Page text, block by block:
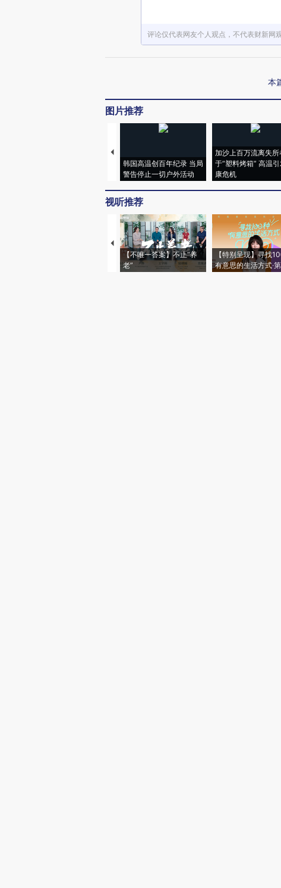
评论仅代表网友个人观点，不代表财新网
本
图片推荐
韩国高温创百年纪录 当局
警告停止一切户外活动
加沙上百万流离失所
于“塑料烤箱” 高温
康危机
视听推荐
【不唯一答案】不止“养
老”
【特别呈现】寻找
有意思的生活方式·